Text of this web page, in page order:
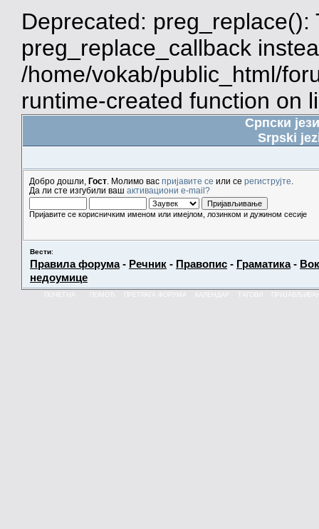
Deprecated:
preg_replace_callback
/home/vokab/public_html/
runtime-created function on
Српски
Srpski
Добро дошли, Гост . Молимо вас пријавите се или се региструјте
Да ли сте изгубили ваш активациони e-mail?
Пријавите се корисничким именом или имејлом, лозинком и дужином сесије
Вести:
Правила форума- Речник - Правопис - Граматика-
недоумице
КАЛЕНДАР